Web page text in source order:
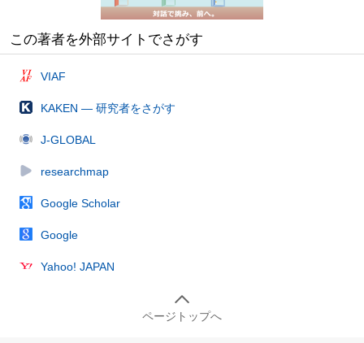
この著者を外部サイトでさがす
VIAF
KAKEN — 研究者をさがす
J-GLOBAL
researchmap
Google Scholar
Google
Yahoo! JAPAN
ページトップへ